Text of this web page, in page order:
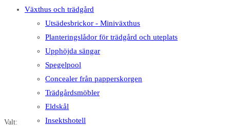
Växthus och trädgård
Utsädesbrickor - Miniväxthus
Planteringslådor för trädgård och uteplats
Upphöjda sängar
Spegelpool
Concealer från papperskorgen
Trädgårdsmöbler
Eldskål
Insektshotell
Valt: